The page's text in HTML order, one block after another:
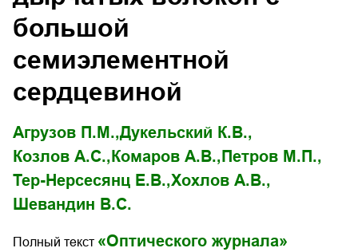
большой
семиэлементной
сердцевиной
Агрузов П.М.,Дукельский К.В.,
Козлов А.С., Комаров А.В., Петров М.П.,
Тер-Нерсесянц Е.В.,Хохлов А.В.,
Шевандин В.С.
Полный текст «Оптического журнала»